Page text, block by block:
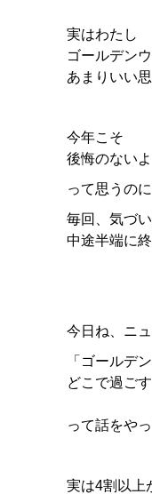
実はわたし
ゴールデン
あまりいい
今年こそ
後悔のない
って思うのに
毎回、気づ
中途半端に
今日ね、ニ
「ゴールデ
どこで過ごす
って話をや
実は4割以上